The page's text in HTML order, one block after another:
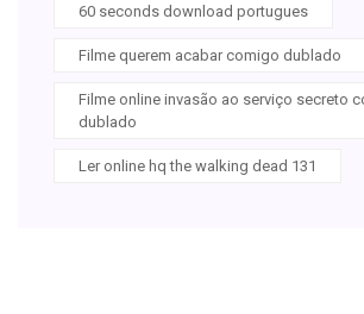
60 seconds download portugues
Filme querem acabar comigo dublado
Filme online invasão ao serviço secreto
dublado
Ler online hq the walking dead 131